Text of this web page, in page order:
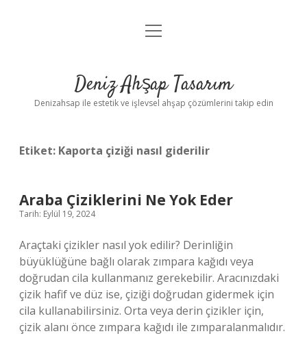
Anasayfa
Yasal Uyarı
menüyü
Deniz Ahşap Tasarım
Denizahsap ile estetik ve işlevsel ahşap çözümlerini takip edin
Etiket: Kaporta çiziği nasıl giderilir
Araba Çiziklerini Ne Yok Eder
Tarih: Eylül 19, 2024
Araçtaki çizikler nasıl yok edilir? Derinliğin
büyüklüğüne bağlı olarak zımpara kağıdı veya
doğrudan cila kullanmanız gerekebilir. Aracınızdaki
çizik hafif ve düz ise, çiziği doğrudan gidermek için
cila kullanabilirsiniz. Orta veya derin çizikler için,
çizik alanı önce zımpara kağıdı ile zımparalanmalıdır.